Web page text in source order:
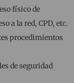
físico de
a la red, CPD, etc.
procedimientos
de seguridad